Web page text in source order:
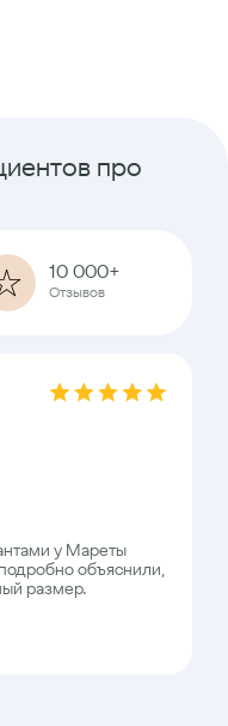
про
10 000+
Отзывов
у Мареты
объяснили,
размер.